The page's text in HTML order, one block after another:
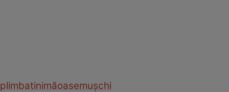
plimbatinimăoasemușchi